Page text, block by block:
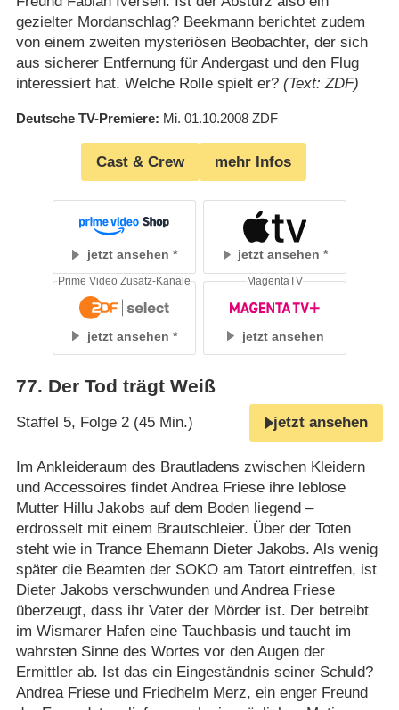
gezielter Mordanschlag? Beekmann berichtet zudem
von einem zweiten mysteriösen Beobachter, der sich
aus sicherer Entfernung für Andergast und den Flug
interessiert hat. Welche Rolle spielt er? (Text: ZDF)
Deutsche TV-Premiere Mi. 01.10.2008 ZDF
Cast & Crew mehr Infos
jetzt ansehen jetzt ansehen
jetzt ansehen
Prime Video Zusatz-Kanäle
jetzt ansehen
MagentaTV
77. Der Tod trägt Weiß
Staffel 5, Folge 2 (45 Min.) jetzt ansehen
Im Ankleideraum des Brautladens zwischen Kleidern
und Accessoires findet Andrea Friese ihre leblose
Mutter Hillu Jakobs auf dem Boden liegend –
erdrosselt mit einem Brautschleier. Über der Toten
steht wie in Trance Ehemann Dieter Jakobs. Als wenig
später die Beamten der SOKO am Tatort eintreffen, ist
Dieter Jakobs verschwunden und Andrea Friese
überzeugt, dass ihr Vater der Mörder ist. Der betreibt
im Wismarer Hafen eine Tauchbasis und taucht im
wahrsten Sinne des Wortes vor den Augen der
Ermittler ab. Ist das ein Eingeständnis seiner Schuld?
Andrea Friese und Friedhelm Merz, ein enger Freund